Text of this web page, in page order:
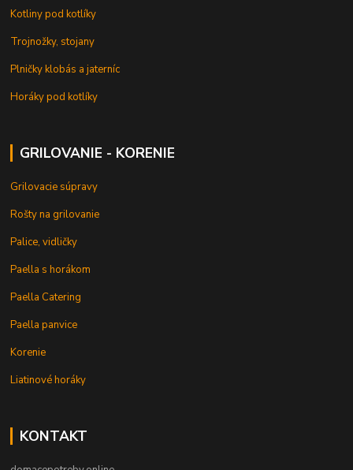
Kotliny pod kotlíky
Trojnožky, stojany
Plničky klobás a jaterníc
Horáky pod kotlíky
GRILOVANIE - KORENIE
Grilovacie súpravy
Rošty na grilovanie
Palice, vidličky
Paella s horákom
Paella Catering
Paella panvice
Korenie
Liatinové horáky
KONTAKT